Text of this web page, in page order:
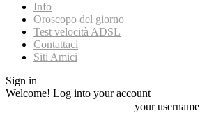
Info
Oroscopo del giorno
Test velocità ADSL
Contattaci
Siti Amici
Sign in
Welcome! Log into your account
your username